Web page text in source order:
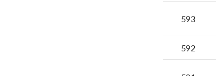
593
592